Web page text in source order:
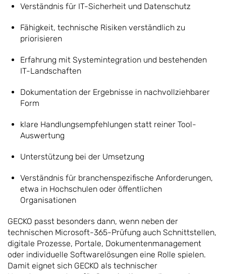
Verständnis für IT-Sicherheit und Datenschutz
Fähigkeit, technische Risiken verständlich zu
priorisieren
Erfahrung mit Systemintegration und bestehenden
IT-Landschaften
Dokumentation der Ergebnisse in nachvollziehbarer
Form
klare Handlungsempfehlungen statt reiner Tool-
Auswertung
Unterstützung bei der Umsetzung
Verständnis für branchenspezifische Anforderungen,
etwa in Hochschulen oder öffentlichen
Organisationen
GECKO passt besonders dann, wenn neben der
technischen Microsoft-365-Prüfung auch Schnittstellen,
digitale Prozesse, Portale, Dokumentenmanagement
oder individuelle Softwarelösungen eine Rolle spielen.
Damit eignet sich GECKO als technischer